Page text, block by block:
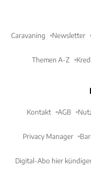
Caravaning Newsletter
Themen A-Z
Kontakt AGB
Privacy Manager
Digital-Abo hier